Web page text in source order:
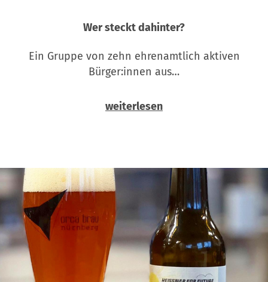
Wer steckt dahinter?
Ein Gruppe von zehn ehrenamtlich aktiven
Bürger:innen aus…
weiterlesen